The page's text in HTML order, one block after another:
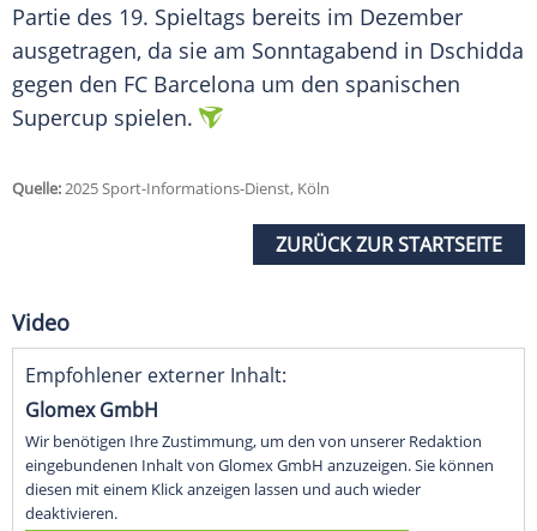
Partie des 19. Spieltags bereits im Dezember
ausgetragen, da sie am Sonntagabend in Dschidda
gegen den FC Barcelona um den spanischen
Supercup spielen.
Quelle:2025 Sport-Informations-Dienst, Köln
ZURÜCK ZUR STARTSEITE
Video
Empfohlener externer Inhalt:
Glomex GmbH
Wir benötigen Ihre Zustimmung, um den von unserer Redaktion
eingebundenen Inhalt von Glomex GmbH anzuzeigen. Sie können
diesen mit einem Klick anzeigen lassen und auch wieder
deaktivieren.